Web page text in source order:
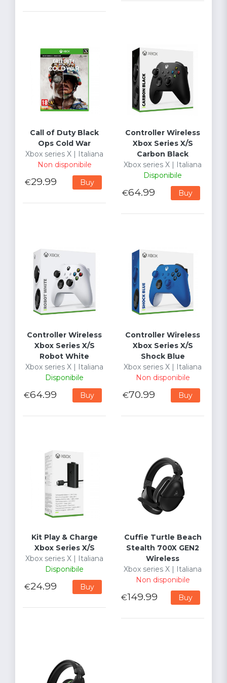
Call of Duty Black
Ops Cold War
Xbox series X | Italiana
Non disponibile
€29.99 Buy
Controller Wireless
Xbox Series X/S
Carbon Black
Xbox series X | Italiana
Disponibile
€64.99 Buy
Controller Wireless
Xbox Series X/S
Robot White
Xbox series X | Italiana
Disponibile
€64.99 Buy
Controller Wireless
Xbox Series X/S
Shock Blue
Xbox series X | Italiana
Non disponibile
€70.99 Buy
Kit Play & Charge
Xbox Series X/S
Xbox series X | Italiana
Disponibile
€24.99 Buy
Cuffie Turtle Beach
Stealth 700X GEN2
Wireless
Xbox series X | Italiana
Non disponibile
€149.99 Buy